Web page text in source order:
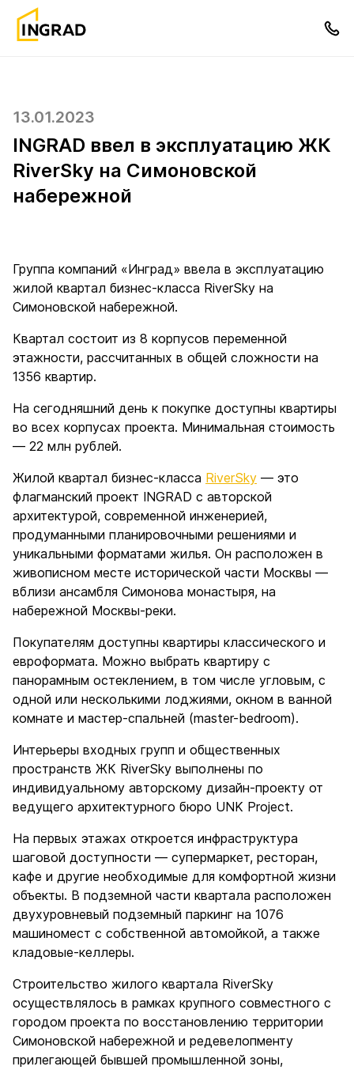
13.01.2023
INGRAD ввел в эксплуатацию ЖК
RiverSky на Симоновской
набережной
Группа компаний «Инград» ввела в эксплуатацию
жилой квартал бизнес-класса RiverSky на
Симоновской набережной.
Квартал состоит из 8 корпусов переменной
этажности, рассчитанных в общей сложности на
1356 квартир.
На сегодняшний день к покупке доступны квартиры
во всех корпусах проекта. Минимальная стоимость
— 22 млн рублей.
Жилой квартал бизнес-класса RiverSky — это
флагманский проект INGRAD с авторской
архитектурой, современной инженерией,
продуманными планировочными решениями и
уникальными форматами жилья. Он расположен в
живописном месте исторической части Москвы —
вблизи ансамбля Симонова монастыря, на
набережной Москвы-реки.
Покупателям доступны квартиры классического и
евроформата. Можно выбрать квартиру с
панорамным остеклением, в том числе угловым, с
одной или несколькими лоджиями, окном в ванной
комнате и мастер-спальней (master-bedroom).
Интерьеры входных групп и общественных
пространств ЖК RiverSky выполнены по
индивидуальному авторскому дизайн-проекту от
ведущего архитектурного бюро UNK Project.
На первых этажах откроется инфраструктура
шаговой доступности — супермаркет, ресторан,
кафе и другие необходимые для комфортной жизни
объекты. В подземной части квартала расположен
двухуровневый подземный паркинг на 1076
машиномест с собственной автомойкой, а также
кладовые-келлеры.
Строительство жилого квартала RiverSky
осуществлялось в рамках крупного совместного с
городом проекта по восстановлению территории
Симоновской набережной и редевелопменту
прилегающей бывшей промышленной зоны,